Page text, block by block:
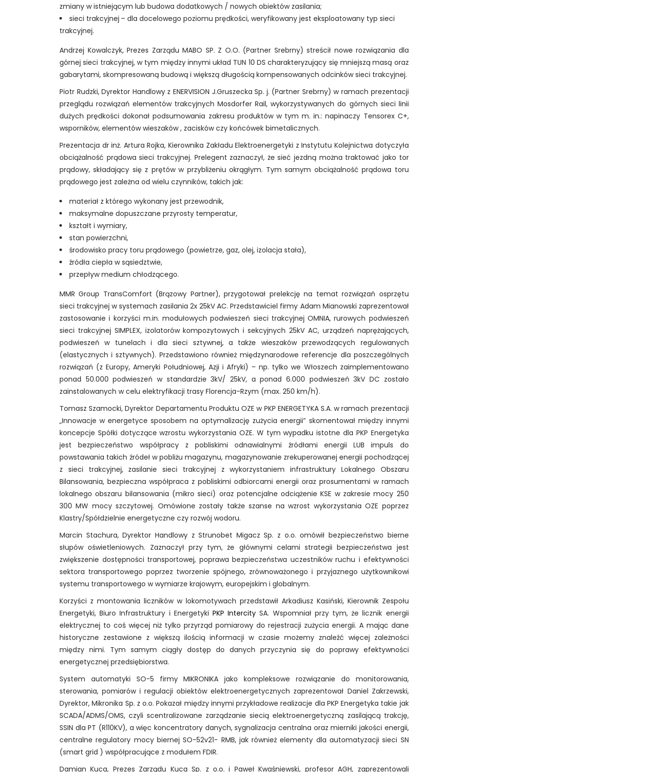
zmiany w istniejącym lub budowa dodatkowych / nowych obiektów zasilania;
sieci trakcyjnej – dla docelowego poziomu prędkości, weryfikowany jest eksploatowany typ sieci
trakcyjnej.
Andrzej Kowalczyk, Prezes Zarządu MABO SP. Z O.O. (Partner Srebrny) streścił nowe rozwiązania dla
górnej sieci trakcyjnej, w tym między innymi układ TUN 10 DS charakteryzujący się mniejszą masą oraz
gabarytami, skompresowaną budową i większą długością kompensowanych odcinków sieci trakcyjnej.
Piotr Rudzki, Dyrektor Handlowy z ENERVISION J.Gruszecka Sp. j. (Partner Srebrny) w ramach prezentacji
przeglądu rozwiązań elementów trakcyjnych Mosdorfer Rail, wykorzystywanych do górnych sieci linii
dużych prędkości dokonał podsumowania zakresu produktów w tym m. in.: napinaczy Tensorex C+,
wsporników, elementów wieszaków , zacisków czy końcówek bimetalicznych.
Prezentacja dr inż. Artura Rojka, Kierownika Zakładu Elektroenergetyki z Instytutu Kolejnictwa dotyczyła
obciążalność prądowa sieci trakcyjnej. Prelegent zaznaczył, że sieć jezdną można traktować jako tor
prądowy, składający się z prętów w przybliżeniu okrągłym. Tym samym obciążalność prądowa toru
prądowego jest zależna od wielu czynników, takich jak:
materiał z którego wykonany jest przewodnik,
maksymalne dopuszczane przyrosty temperatur,
kształt i wymiary,
stan powierzchni,
środowisko pracy toru prądowego (powietrze, gaz, olej, izolacja stała),
źródła ciepła w sąsiedztwie,
przepływ medium chłodzącego.
MMR Group TransComfort (Brązowy Partner), przygotował prelekcję na temat rozwiązań osprzętu
sieci trakcyjnej w systemach zasilania 2x 25kV AC. Przedstawiciel firmy Adam Mianowski zaprezentował
zastosowanie i korzyści m.in. modułowych podwieszeń sieci trakcyjnej OMNIA, rurowych podwieszeń
sieci trakcyjnej SIMPLEX, izolatorów kompozytowych i sekcyjnych 25kV AC, urządzeń naprężających,
podwieszeń w tunelach i dla sieci sztywnej, a także wieszaków przewodzących regulowanych
(elastycznych i sztywnych). Przedstawiono również międzynarodowe referencje dla poszczególnych
rozwiązań (z Europy, Ameryki Południowej, Azji i Afryki) – np. tylko we Włoszech zaimplementowano
ponad 50.000 podwieszeń w standardzie 3kV/ 25kV, a ponad 6.000 podwieszeń 3kV DC zostało
zainstalowanych w celu elektryfikacji trasy Florencja-Rzym (max. 250 km/h).
Tomasz Szamocki, Dyrektor Departamentu Produktu OZE w PKP ENERGETYKA S.A. w ramach prezentacji
„Innowacje w energetyce sposobem na optymalizację zużycia energii” skomentował między innymi
koncepcje Spółki dotyczące wzrostu wykorzystania OZE. W tym wypadku istotne dla PKP Energetyka
jest bezpieczeństwo współpracy z pobliskimi odnawialnymi źródłami energii LUB impuls do
powstawania takich źródeł w pobliżu magazynu, magazynowanie zrekuperowanej energii pochodzącej
z sieci trakcyjnej, zasilanie sieci trakcyjnej z wykorzystaniem infrastruktury Lokalnego Obszaru
Bilansowania, bezpieczna współpraca z pobliskimi odbiorcami energii oraz prosumentami w ramach
lokalnego obszaru bilansowania (mikro sieci) oraz potencjalne odciążenie KSE w zakresie mocy 250
300 MW mocy szczytowej. Omówione zostały także szanse na wzrost wykorzystania OZE poprzez
Klastry/Spółdzielnie energetyczne czy rozwój wodoru.
Marcin Stachura, Dyrektor Handlowy z Strunobet Migacz Sp. z o.o. omówił bezpieczeństwo bierne
słupów oświetleniowych. Zaznaczył przy tym, że głównymi celami strategii bezpieczeństwa jest
zwiększenie dostępności transportowej, poprawa bezpieczeństwa uczestników ruchu i efektywności
sektora transportowego poprzez tworzenie spójnego, zrównoważonego i przyjaznego użytkownikowi
systemu transportowego w wymiarze krajowym, europejskim i globalnym.
Korzyści z montowania liczników w lokomotywach przedstawił Arkadiusz Kasiński, Kierownik Zespołu
Energetyki, Biuro Infrastruktury i EnergetykiPKP Intercity SA. Wspomniał przy tym, że licznik energii
elektrycznej to coś więcej niż tylko przyrząd pomiarowy do rejestracji zużycia energii. A mając dane
historyczne zestawione z większą ilością informacji w czasie możemy znaleźć więcej zależności
między nimi. Tym samym ciągły dostęp do danych przyczynia się do poprawy efektywności
energetycznej przedsiębiorstwa.
System automatyki SO-5 firmy MIKRONIKA jako kompleksowe rozwiązanie do monitorowania,
sterowania, pomiarów i regulacji obiektów elektroenergetycznych zaprezentował Daniel Zakrzewski,
Dyrektor, Mikronika Sp. z o.o. Pokazał między innymi przykładowe realizacje dla PKP Energetyka takie jak
SCADA/ADMS/OMS, czyli scentralizowane zarządzanie siecią elektroenergetyczną zasilającą trakcję,
SSIN dla PT (R110KV), a więc koncentratory danych, sygnalizacja centralna oraz mierniki jakości energii,
centralne regulatory mocy biernej SO-52v21- RMB, jak również elementy dla automatyzacji sieci SN
(smart grid ) współpracujące z modułem FDIR.
Damian Kuca, Prezes Zarządu Kuca Sp. z o.o. i Paweł Kwaśniewski, profesor AGH, zaprezentowali